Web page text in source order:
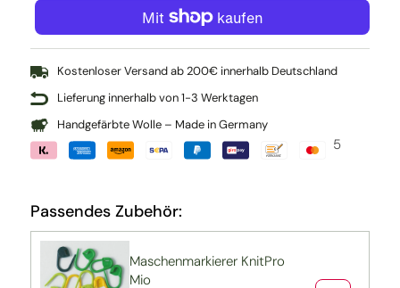
Pure:
Pure:
Kostenloser Versand ab 200€ innerhalb Deutschland
Lieferung innerhalb von 1-3 Werktagen
Handgefärbte Wolle – Made in Germany
5
Passendes Zubehör:
Maschenmarkierer KnitPro
Mio